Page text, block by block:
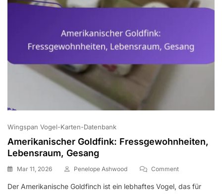
Wingspan Vogel-Karten-Datenbank
Amerikanischer Goldfink: Fressgewohnheiten,
Lebensraum, Gesang
Mar 11, 2026 Penelope Ashwood CommentOn
Goldfink:
Der Amerikanische Goldfinch ist ein lebhaftes Vogel, das für